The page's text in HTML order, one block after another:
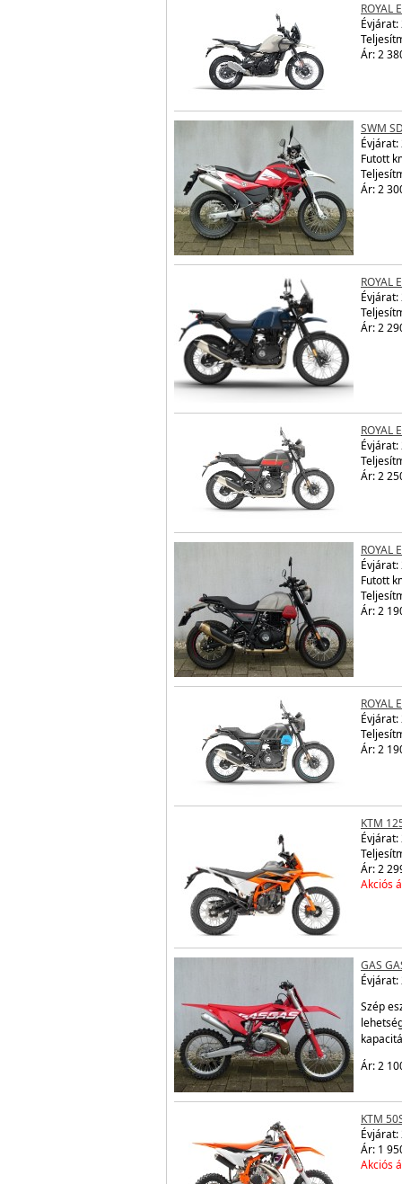
ROYAL
Évjárat:
Ár: 2
SWM
Évjárat:
Futott
Ár: 2
ROYAL
Évjárat:
Ár: 2
ROYAL
Évjárat:
Ár: 2
ROYAL
Évjárat:
Futott
Ár: 2
ROYAL
Évjárat:
Ár: 2
KTM
Évjárat:
Ár: 2
Akciós
GAS
Évjárat:
Szép
Ár: 2
KTM
Évjárat:
Ár: 1
Akciós